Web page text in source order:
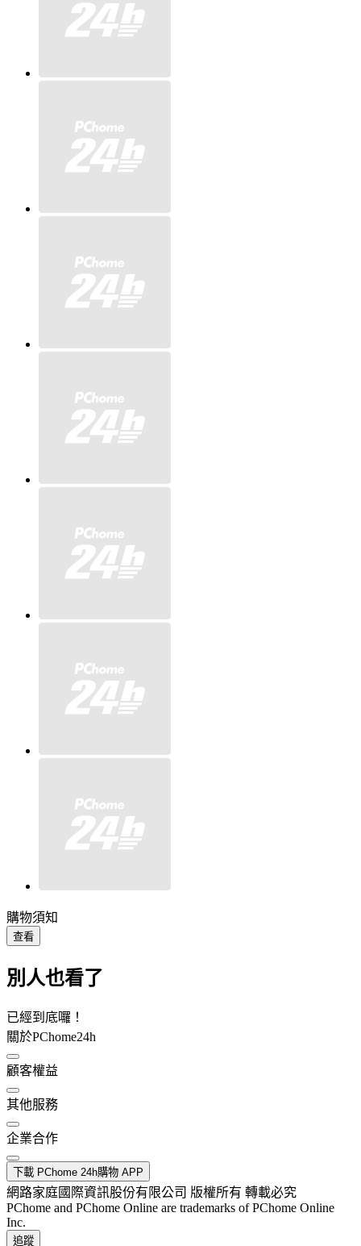
購物須知
查看
別人也看了
已經到底囉！
關於PChome24h
顧客權益
其他服務
企業合作
下載 PChome 24h購物 APP
網路家庭國際資訊股份有限公司 版權所有 轉載必究
PChome and PChome Online are trademarks of PChome Online
Inc.
追蹤